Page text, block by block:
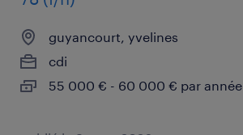
guyancourt, yvelines
cdi
55 000 € - 60 000 € par année